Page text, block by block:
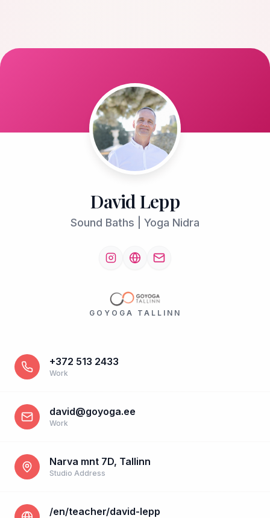
David Lepp
Sound Baths | Yoga Nidra
GOYOGA TALLINN
+372 513 2433
Work
david@goyoga.ee
Work
Narva mnt 7D, Tallinn
Studio Address
/en/teacher/david-lepp